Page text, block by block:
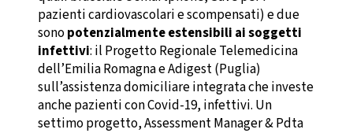
pazienti cardiovascolari e scompensati) e due
sonopotenzialmente estensibili ai soggetti
infettivi: il Progetto Regionale Telemedicina
dell’Emilia Romagna e Adigest (Puglia)
sull’assistenza domiciliare integrata che investe
anche pazienti con Covid-19, infettivi. Un
settimo progetto, Assessment Manager & Pdta